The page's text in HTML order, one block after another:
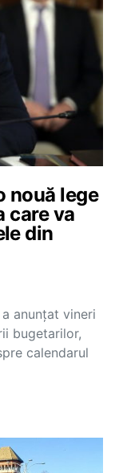
nouă lege
care va
din
anunțat vineri
bugetarilor,
calendarul